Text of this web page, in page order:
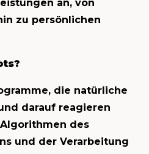
an, von
zu persönlichen
die natürliche
darauf reagieren
des
und der Verarbeitung